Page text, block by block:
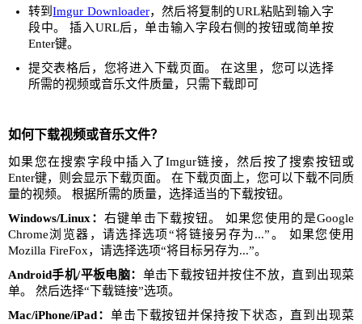
转到Imgur Downloader，然后将复制的URL粘贴到输入字
段中。 插入URL后，单击输入字段右侧的按钮或简单按
Enter键。
提交表格后，您将进入下载页面。 在这里，您可以选择
所需的视频或音乐文件质量，只需下载即可
如何下载视频或音乐文件？
如果您在搜索字段中插入了Imgur链接，然后按了搜索按钮或
Enter键，则会显示下载页面。 在下载页面上，您可以下载不同质
量的视频。 根据所需的质量，选择适当的下载按钮。
Windows/Linux：右键单击下载按钮。 如果您使用的是Google
Chrome浏览器，请选择选项“将链接另存为...”。 如果您使用
Mozilla FireFox，请选择选项“将目标另存为...”。
Android手机/平板电脑： 单击下载按钮并按住不放，直到出现菜
单。 然后选择“下载链接”选项。
Mac/iPhone/iPad： 单击下载按钮并保持按下状态，直到出现菜